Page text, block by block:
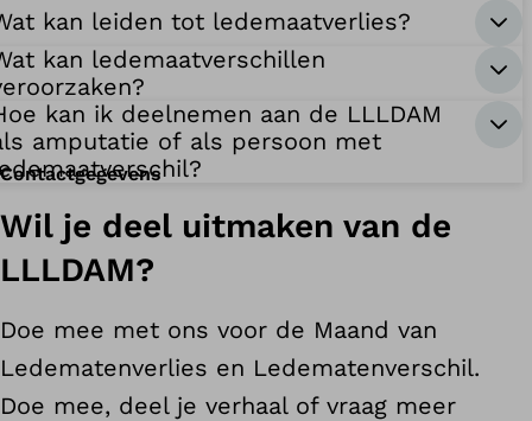
kan leiden tot ledemaatverlies?
kan ledemaatverschillen
kan ik deelnemen aan de LLLDAM
amputatie of als persoon met
Contactgegevens
Wil je deel uitmaken van de
LLLDAM?
Doe mee met ons voor de Maand van
Ledematenverlies en Ledematenverschil.
Doe mee, deel je verhaal of vraag meer